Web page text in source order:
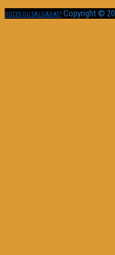
DOCES OU SALGADAS? Copyright ©